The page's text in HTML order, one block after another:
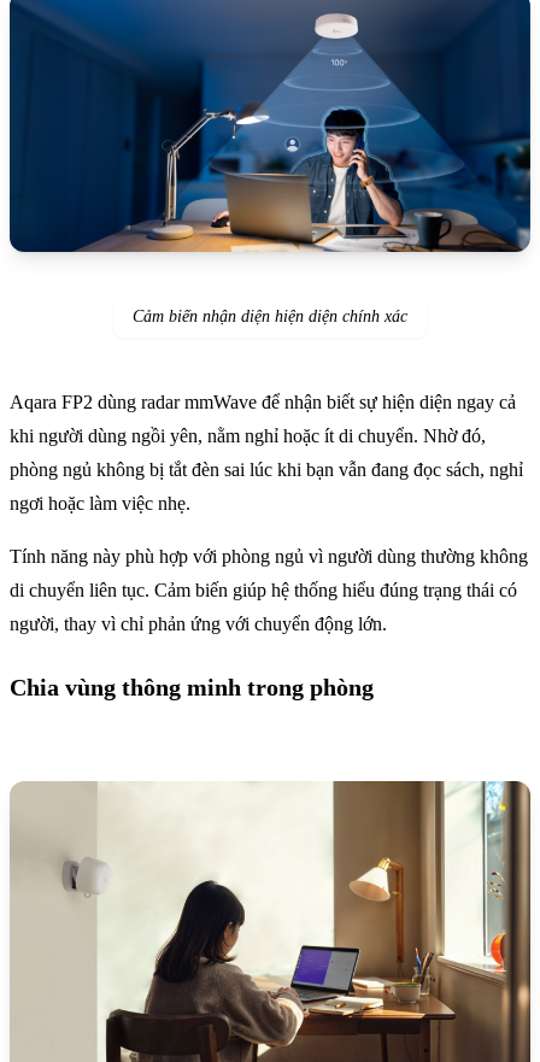
Cảm biến nhận diện hiện diện chính xác
Aqara FP2 dùng radar mmWave để nhận biết sự hiện diện ngay cả
khi người dùng ngồi yên, nằm nghỉ hoặc ít di chuyển. Nhờ đó,
phòng ngủ không bị tắt đèn sai lúc khi bạn vẫn đang đọc sách, nghỉ
ngơi hoặc làm việc nhẹ.
Tính năng này phù hợp với phòng ngủ vì người dùng thường không
di chuyển liên tục. Cảm biến giúp hệ thống hiểu đúng trạng thái có
người, thay vì chỉ phản ứng với chuyển động lớn.
Chia vùng thông minh trong phòng